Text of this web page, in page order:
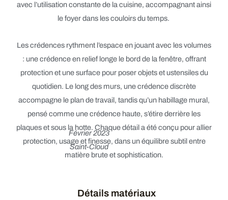
avec l’utilisation constante de la cuisine, accompagnant ainsi
le foyer dans les couloirs du temps.
Les crédences rythment l’espace en jouant avec les volumes
: une crédence en relief longe le bord de la fenêtre, offrant
protection et une surface pour poser objets et ustensiles du
quotidien. Le long des murs, une crédence discrète
accompagne le plan de travail, tandis qu’un habillage mural,
pensé comme une crédence haute, s’étire derrière les
plaques et sous la hotte. Chaque détail a été conçu pour allier
protection, usage et finesse, dans un équilibre subtil entre
matière brute et sophistication.
Détails matériaux
Février 2023
Saint-Cloud